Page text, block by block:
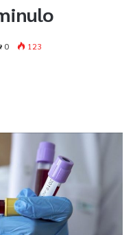
0
123